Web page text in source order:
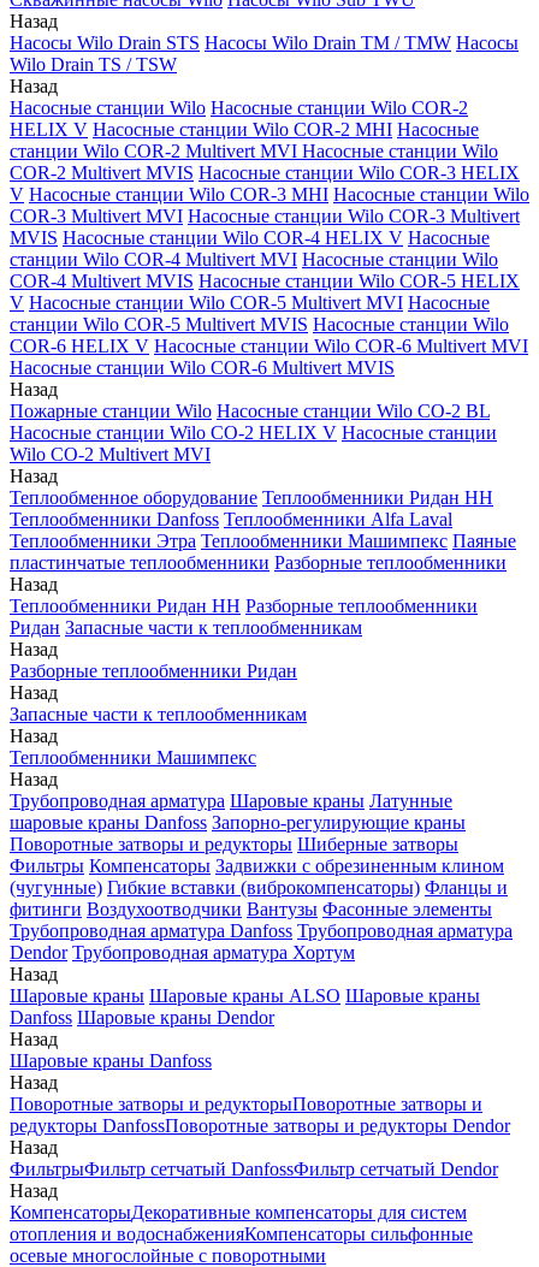
Назад
Насосы Wilo Drain STS Насосы Wilo Drain TM / TMW Насосы
Wilo Drain TS / TSW
Назад
Насосные станции Wilo Насосные станции Wilo COR-2
HELIX V Насосные станции Wilo COR-2 MHI Насосные
станции Wilo COR-2 Multivert MVI Насосные станции Wilo
COR-2 Multivert MVIS Насосные станции Wilo COR-3 HELIX
V Насосные станции Wilo COR-3 MHI Насосные станции Wilo
COR-3 Multivert MVI Насосные станции Wilo COR-3 Multivert
MVIS Насосные станции Wilo COR-4 HELIX V Насосные
станции Wilo COR-4 Multivert MVI Насосные станции Wilo
COR-4 Multivert MVIS Насосные станции Wilo COR-5 HELIX
V Насосные станции Wilo COR-5 Multivert MVI Насосные
станции Wilo COR-5 Multivert MVIS Насосные станции Wilo
COR-6 HELIX V Насосные станции Wilo COR-6 Multivert MVI
Насосные станции Wilo COR-6 Multivert MVIS
Назад
Пожарные станции Wilo Насосные станции Wilo CO-2 BL
Насосные станции Wilo CO-2 HELIX V Насосные станции
Wilo CO-2 Multivert MVI
Назад
Теплообменное оборудование Теплообменники Ридан НН
Теплообменники Danfoss Теплообменники Alfa Laval
Теплообменники Этра Теплообменники Машимпекс Паяные
пластинчатые теплообменники Разборные теплообменники
Назад
Теплообменники Ридан НН Разборные теплообменники
Ридан Запасные части к теплообменникам
Назад
Разборные теплообменники Ридан
Назад
Запасные части к теплообменникам
Назад
Теплообменники Машимпекс
Назад
Трубопроводная арматура Шаровые краны Латунные
шаровые краны Danfoss Запорно-регулирующие краны
Поворотные затворы и редукторы Шиберные затворы
Фильтры Компенсаторы Задвижки с обрезиненным клином
(чугунные) Гибкие вставки (виброкомпенсаторы) Фланцы и
фитинги Воздухоотводчики Вантузы Фасонные элементы
Трубопроводная арматура Danfoss Трубопроводная арматура
Dendor Трубопроводная арматура Хортум
Назад
Шаровые краны Шаровые краны ALSO Шаровые краны
Danfoss Шаровые краны Dendor
Назад
Шаровые краны Danfoss
Назад
Поворотные затворы и редукторыПоворотные затворы и
редукторы DanfossПоворотные затворы и редукторы Dendor
Назад
ФильтрыФильтр сетчатый DanfossФильтр сетчатый Dendor
Назад
КомпенсаторыДекоративные компенсаторы для систем
отопления и водоснабженияКомпенсаторы сильфонные
осевые многослойные с поворотными